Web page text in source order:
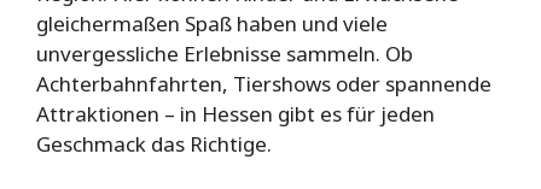
gleichermaßen Spaß haben und viele
unvergessliche Erlebnisse sammeln. Ob
Achterbahnfahrten, Tiershows oder spannende
Attraktionen – in Hessen gibt es für jeden
Geschmack das Richtige.